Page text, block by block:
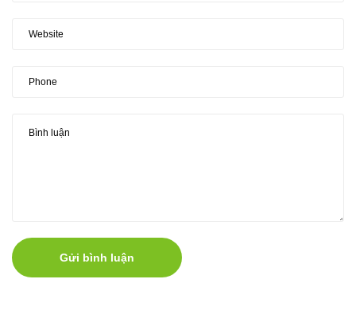
Gửi bình luận